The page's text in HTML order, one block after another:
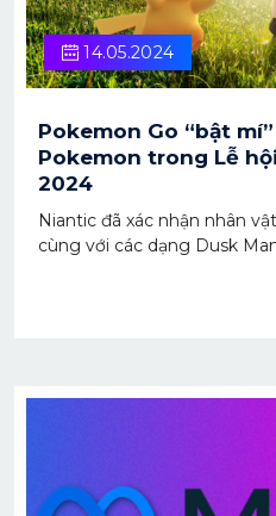
14.05.2024
Pokemon Go “bật
Pokemon trong Lễ
2024
Niantic đã xác nhận nhân
cùng với các dạng Dusk
là lễ kỷ niệm bao gồm việc